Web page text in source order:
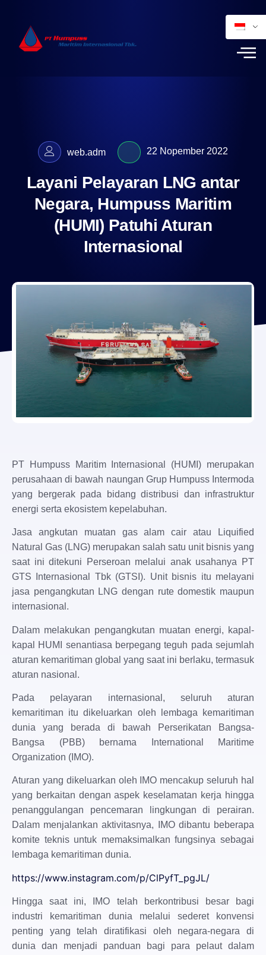
web.adm 22 Nopember 2022
Layani Pelayaran LNG antar
Negara, Humpuss Maritim
(HUMI) Patuhi Aturan
Internasional
PT Humpuss Maritim Internasional (HUMI) merupakan
perusahaan di bawah naungan Grup Humpuss Intermoda
yang bergerak pada bidang distribusi dan infrastruktur
energi serta ekosistem kepelabuhan.
Jasa angkutan muatan gas alam cair atau Liquified
Natural Gas (LNG) merupakan salah satu unit bisnis yang
saat ini ditekuni Perseroan melalui anak usahanya PT
GTS Internasional Tbk (GTSI). Unit bisnis itu melayani
jasa pengangkutan LNG dengan rute domestik maupun
internasional.
Dalam melakukan pengangkutan muatan energi, kapal-
kapal HUMI senantiasa berpegang teguh pada sejumlah
aturan kemaritiman global yang saat ini berlaku, termasuk
aturan nasional.
Pada pelayaran internasional, seluruh aturan
kemaritiman itu dikeluarkan oleh lembaga kemaritiman
dunia yang berada di bawah Perserikatan Bangsa-
Bangsa (PBB) bernama International Maritime
Organization (IMO).
Aturan yang dikeluarkan oleh IMO mencakup seluruh hal
yang berkaitan dengan aspek keselamatan kerja hingga
penanggulangan pencemaran lingkungan di perairan.
Dalam menjalankan aktivitasnya, IMO dibantu beberapa
komite teknis untuk memaksimalkan fungsinya sebagai
lembaga kemaritiman dunia.
https://www.instagram.com/p/ClPyfT_pgJL/
Hingga saat ini, IMO telah berkontribusi besar bagi
industri kemaritiman dunia melalui sederet konvensi
penting yang telah diratifikasi oleh negara-negara di
dunia dan menjadi panduan bagi para pelaut dalam